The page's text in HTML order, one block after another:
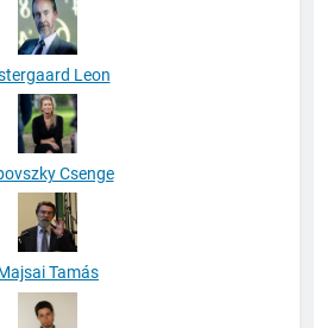
Leon
Csenge
Tamás